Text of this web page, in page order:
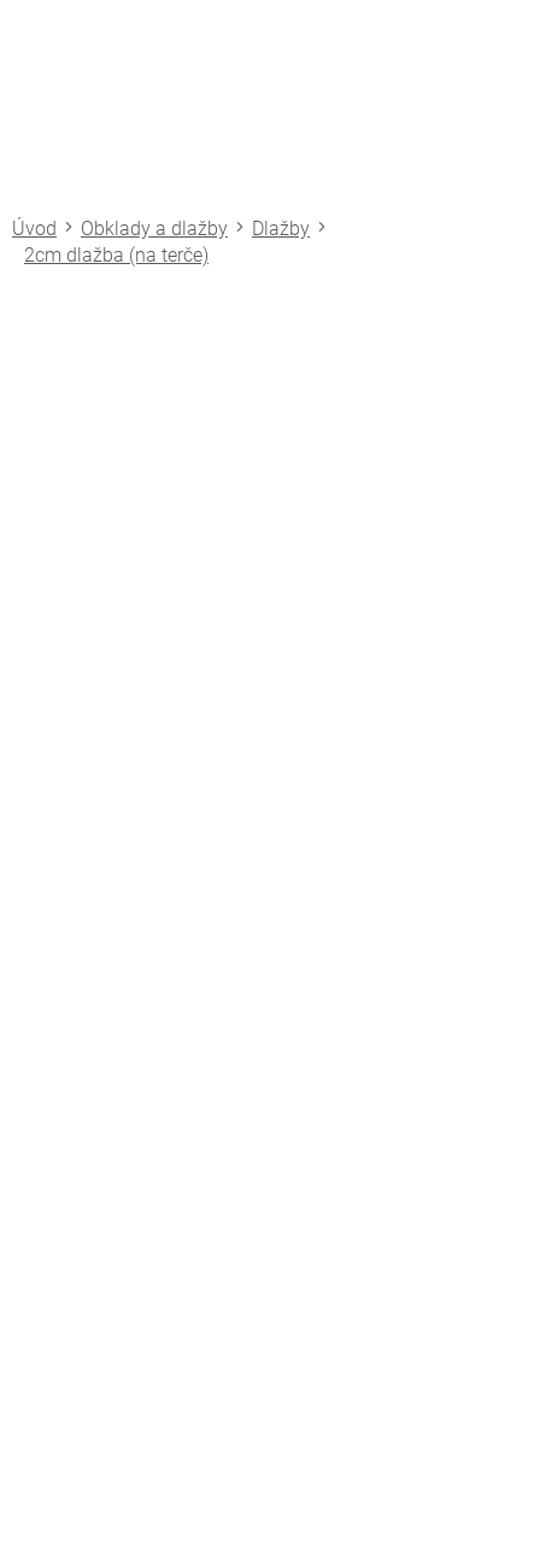
Obklady a dlažby
Dlažby
2cm dlažba (na terče)